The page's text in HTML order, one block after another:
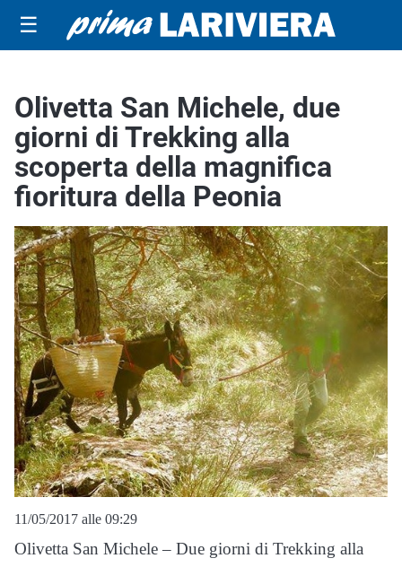
☰
Olivetta San Michele, due
giorni di Trekking alla
scoperta della magnifica
fioritura della Peonia
11/05/2017 alle 09:29
Olivetta San Michele – Due giorni di Trekking alla